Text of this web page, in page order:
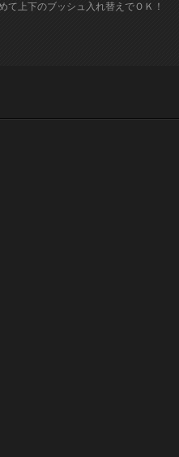
て上下のブッシュ入れ替えでＯＫ！